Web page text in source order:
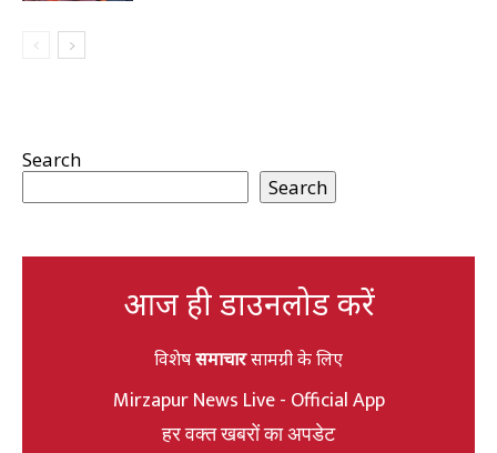
Search
Search
आज ही डाउनलोड करें
विशेषसमाचारसामग्री के लिए
Mirzapur News Live - Official App
हर वक्त खबरों का अपडेट